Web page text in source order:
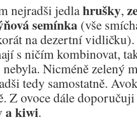
nejradši jedlahrušky,
semínka (vše
na dezertní
s ničím kombinovat,
Nicméně zelený
tedy samostatně.
Z ovoce dále doporučuji
a kiwi.